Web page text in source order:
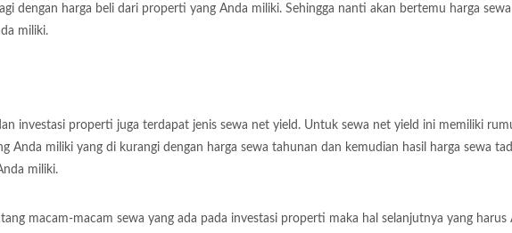
dengan harga beli dari properti yang Anda miliki. Sehingga nanti akan bertemu harga
miliki.
investasi properti juga terdapat jenis sewa net yield. Untuk sewa net yield ini memiliki
Anda miliki yang di kurangi dengan harga sewa tahunan dan kemudian hasil harga sewa
miliki.
macam-macam sewa yang ada pada investasi properti maka hal selanjutnya yang harus